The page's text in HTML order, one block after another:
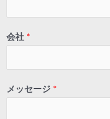
会社 *
メッセージ *